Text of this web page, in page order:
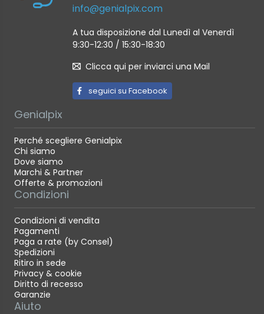
info@genialpix.com
A tua disposizione dal Lunedì al Venerdì
9:30-12:30 / 15:30-18:30
Clicca qui per inviarci una Mail
seguici su Facebook
Genialpix
Perché scegliere Genialpix
Chi siamo
Dove siamo
Marchi & Partner
Offerte & promozioni
Condizioni
Condizioni di vendita
Pagamenti
Paga a rate (by Consel)
Spedizioni
Ritiro in sede
Privacy & cookie
Diritto di recesso
Garanzie
Aiuto